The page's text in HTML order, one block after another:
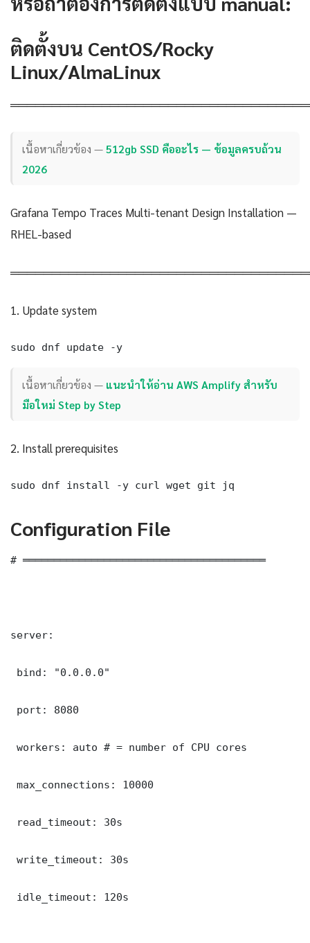
ติดตั้งบน CentOS/Rocky
Linux/AlmaLinux
เนื้อหาเกี่ยวข้อง —512gb SSD คืออะไร — ข้อมูลครบถ้วน
2026
Grafana Tempo Traces Multi-tenant Design Installation —
RHEL-based
1. Update system
sudo dnf update -y
เนื้อหาเกี่ยวข้อง — แนะนำให้อ่าน AWS Amplify สำหรับ
มือใหม่ Step by Step
2. Install prerequisites
sudo dnf install -y curl wget git jq
Configuration File
# ═══════════════════════════════════════
server:
bind: "0.0.0.0"
port: 8080
workers: auto # = number of CPU cores
max_connections: 10000
read_timeout: 30s
write_timeout: 30s
idle_timeout: 120s